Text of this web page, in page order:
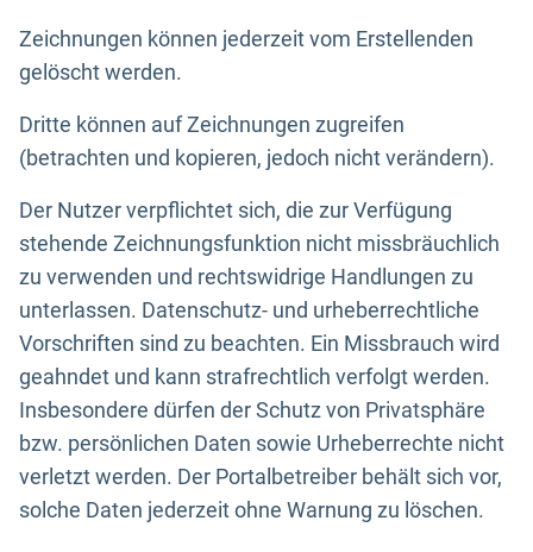
Zeichnungen können jederzeit vom Erstellenden
gelöscht werden.
Dritte können auf Zeichnungen zugreifen
(betrachten und kopieren, jedoch nicht verändern).
Der Nutzer verpflichtet sich, die zur Verfügung
stehende Zeichnungsfunktion nicht missbräuchlich
zu verwenden und rechtswidrige Handlungen zu
unterlassen. Datenschutz- und urheberrechtliche
Vorschriften sind zu beachten. Ein Missbrauch wird
geahndet und kann strafrechtlich verfolgt werden.
Insbesondere dürfen der Schutz von Privatsphäre
bzw. persönlichen Daten sowie Urheberrechte nicht
verletzt werden. Der Portalbetreiber behält sich vor,
solche Daten jederzeit ohne Warnung zu löschen.